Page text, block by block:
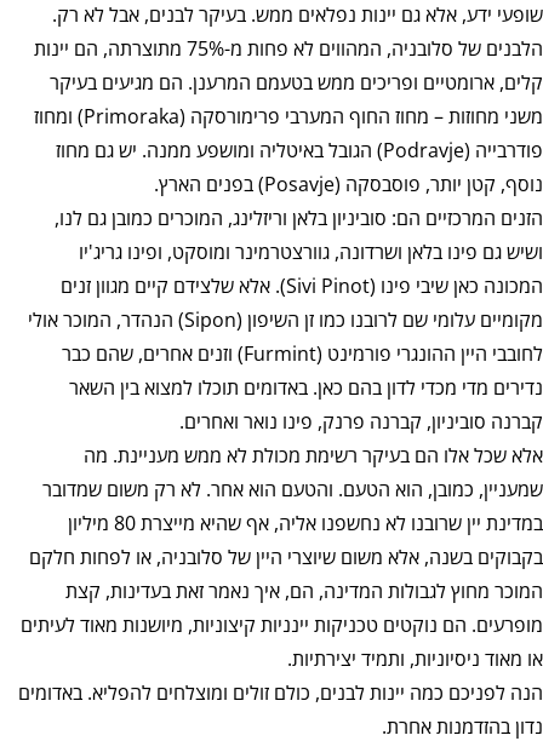
שופעי ידע, אלא גם יינות נפלאים ממש. בעיקר לבנים, אבל לא רק.
הלבנים של סלובניה, המהווים לא פחות מ-75% מתוצרתה, הם יינות
קלים, ארומטיים ופריכים ממש בטעמם המרענן. הם מגיעים בעיקר
משני מחוזות – מחוז החוף המערבי פרימורסקה (Primoraka) ומחוז
פודרבייה (Podravje) הגובל באיטליה ומושפע ממנה. יש גם מחוז
נוסף, קטן יותר, פוסבסקה (Posavje) בפנים הארץ.
הזנים המרכזיים הם: סוביניון בלאן וריזלינג, המוכרים כמובן גם לנו,
ושיש גם פינו בלאן ושרדונה, גוורצטרמינר ומוסקט, ופינו גריג'יו
המכונה כאן שיבי פינו (Sivi Pinot). אלא שלצידם קיים מגוון זנים
מקומיים עלומי שם לרובנו כמו זן השיפון (Sipon) הנהדר, המוכר אולי
לחובבי היין ההונגרי פורמינט (Furmint) וזנים אחרים, שהם כבר
נדירים מדי מכדי לדון בהם כאן. באדומים תוכלו למצוא בין השאר
קברנה סוביניון, קברנה פרנק, פינו נואר ואחרים.
אלא שכל אלו הם בעיקר רשימת מכולת לא ממש מעניינת. מה
שמעניין, כמובן, הוא הטעם. והטעם הוא אחר. לא רק משום שמדובר
במדינת יין שרובנו לא נחשפנו אליה, אף שהיא מייצרת 80 מיליון
בקבוקים בשנה, אלא משום שיוצרי היין של סלובניה, או לפחות חלקם
המוכר מחוץ לגבולות המדינה, הם, איך נאמר זאת בעדינות, קצת
מופרעים. הם נוקטים טכניקות יינניות קיצוניות, מיושנות מאוד לעיתים
או מאוד ניסיוניות, ותמיד יצירתיות.
הנה לפניכם כמה יינות לבנים, כולם זולים ומוצלחים להפליא. באדומים
נדון בהזדמנות אחרת.